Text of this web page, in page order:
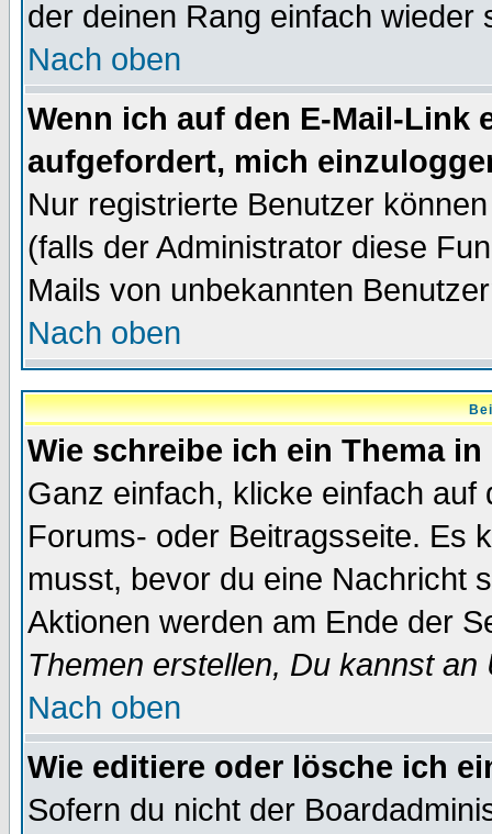
der deinen Rang einfach wieder
Nach oben
Wenn ich auf den E-Mail-Link
aufgefordert, mich
Nur registrierte Benutzer
(falls der Administrator diese
Mails von unbekannten
Nach oben
Wie schreibe ich ein Thema
Ganz einfach, klicke einfach
Forums- oder Beitragsseite. Es
musst, bevor du eine Nachricht
Aktionen werden am Ende der
Themen erstellen, Du kannst
Nach oben
Wie editiere oder lösche ich
Sofern du nicht der